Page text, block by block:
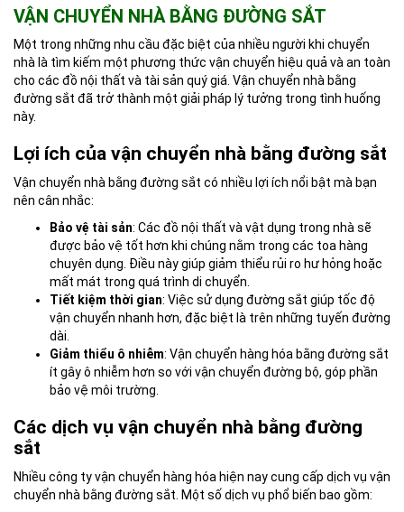
VẬN CHUYỂN NHÀ BẰNG ĐƯỜNG SẮT
Một trong những nhu cầu đặc biệt của nhiều người khi chuyển
nhà là tìm kiếm một phương thức vận chuyển hiệu quả và an toàn
cho các đồ nội thất và tài sản quý giá. Vận chuyển nhà bằng
đường sắt đã trở thành một giải pháp lý tưởng trong tình huống
này.
Lợi ích của vận chuyển nhà bằng đường sắt
Vận chuyển nhà bằng đường sắt có nhiều lợi ích nổi bật mà bạn
nên cân nhắc:
Bảo vệ tài sản: Các đồ nội thất và vật dụng trong nhà sẽ
được bảo vệ tốt hơn khi chúng nằm trong các toa hàng
chuyên dụng. Điều này giúp giảm thiểu rủi ro hư hỏng hoặc
mất mát trong quá trình di chuyển.
Tiết kiệm thời gian: Việc sử dụng đường sắt giúp tốc độ
vận chuyển nhanh hơn, đặc biệt là trên những tuyến đường
dài.
Giảm thiểu ô nhiễm: Vận chuyển hàng hóa bằng đường sắt
ít gây ô nhiễm hơn so với vận chuyển đường bộ, góp phần
bảo vệ môi trường.
Các dịch vụ vận chuyển nhà bằng đường
sắt
Nhiều công ty vận chuyển hàng hóa hiện nay cung cấp dịch vụ vận
chuyển nhà bằng đường sắt. Một số dịch vụ phổ biến bao gồm: